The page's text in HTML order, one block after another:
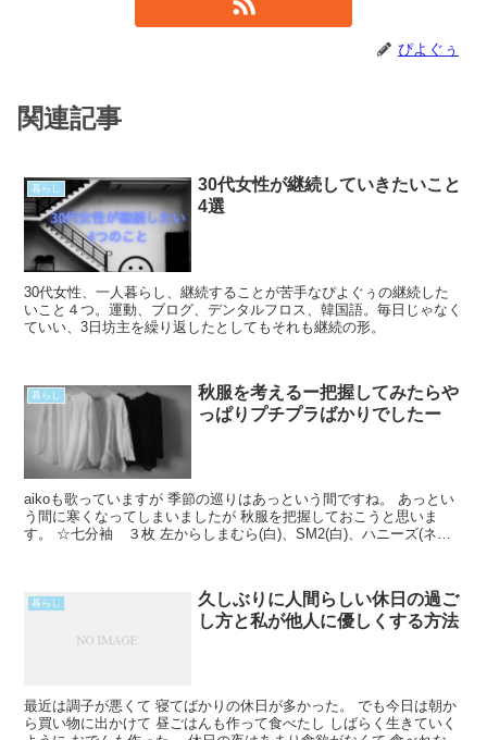
ぴよぐぅ
関連記事
暮らし
30代女性が継続していきたいこと
4選
30代女性、一人暮らし、継続することが苦手なぴよぐぅの継続した
いこと４つ。運動、ブログ、デンタルフロス、韓国語。毎日じゃなく
ていい、3日坊主を繰り返したとしてもそれも継続の形。
暮らし
秋服を考えるー把握してみたらや
っぱりプチプラばかりでしたー
aikoも歌っていますが 季節の巡りはあっという間ですね。 あっとい
う間に寒くなってしまいましたが 秋服を把握しておこうと思いま
す。 ☆七分袖 ３枚 左からしまむら(白)、SM2(白)、ハニーズ(ネイ
暮らし
久しぶりに人間らしい休日の過ご
し方と私が他人に優しくする方法
最近は調子が悪くて 寝てばかりの休日が多かった。 でも今日は朝か
ら買い物に出かけて 昼ごはんも作って食べたし しばらく生きていく